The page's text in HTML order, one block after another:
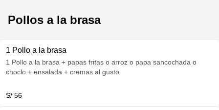
Pollos a la brasa
1 Pollo a la brasa
1 Pollo a la brasa + papas fritas o arroz o papa sancochada o
choclo + ensalada + cremas al gusto
S/ 56